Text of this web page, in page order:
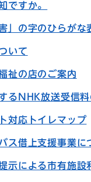
ですか。
」の字のひらがな
いて
祉の店のご案内
るNHK放送受信
対応トイレマップ
ス借上支援事業に
示による市有施